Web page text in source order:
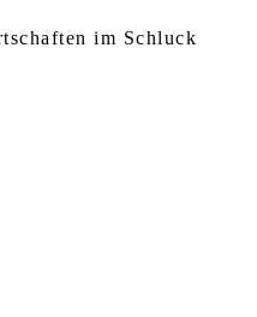
im Schluck